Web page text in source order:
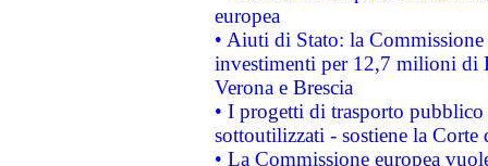
europea
• Aiuti di Stato: la
investimenti per 12,7 milioni di
Verona e Brescia
• I progetti di trasporto
sottoutilizzati - sostiene la Corte
• La Commissione europea